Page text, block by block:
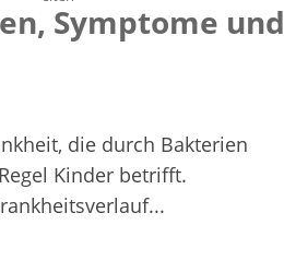
Symptome und
die durch Bakterien
Kinder betrifft.